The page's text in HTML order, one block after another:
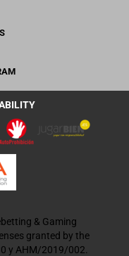
& Gaming
granted by the
y AHM/2019/002.